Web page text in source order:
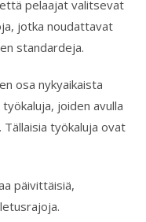
pelaajat valitsevat
jotka noudattavat
standardeja.
osa nykyaikaista
joiden avulla
työkaluja ovat
päivittäisiä,